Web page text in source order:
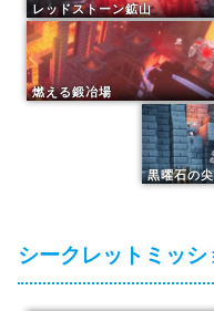
レッドストーン鉱山
燃える鍛冶場
黒曜石の
シークレットミッシ